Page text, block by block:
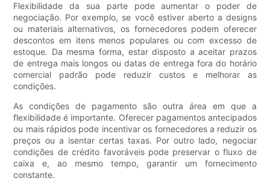
Flexibilidade da sua parte pode aumentar o poder de
negociação. Por exemplo, se você estiver aberto a designs
ou materiais alternativos, os fornecedores podem oferecer
descontos em itens menos populares ou com excesso de
estoque. Da mesma forma, estar disposto a aceitar prazos
de entrega mais longos ou datas de entrega fora do horário
comercial padrão pode reduzir custos e melhorar as
condições.
As condições de pagamento são outra área em que a
flexibilidade é importante. Oferecer pagamentos antecipados
ou mais rápidos pode incentivar os fornecedores a reduzir os
preços ou a isentar certas taxas. Por outro lado, negociar
condições de crédito favoráveis ​​pode preservar o fluxo de
caixa e, ao mesmo tempo, garantir um fornecimento
constante.